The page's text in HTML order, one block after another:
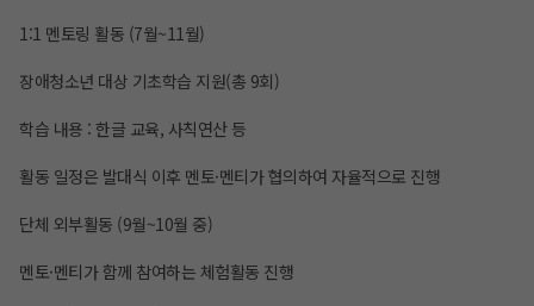
1:1 멘토링 활동 (7월~11월)
장애청소년 대상 기초학습 지원(총 9회)
학습 내용 : 한글 교육, 사칙연산 등
활동 일정은 발대식 이후 멘토·멘티가 협의하여 자율적으로 진행
단체 외부활동 (9월~10월 중)
멘토·멘티가 함께 참여하는 체험활동 진행